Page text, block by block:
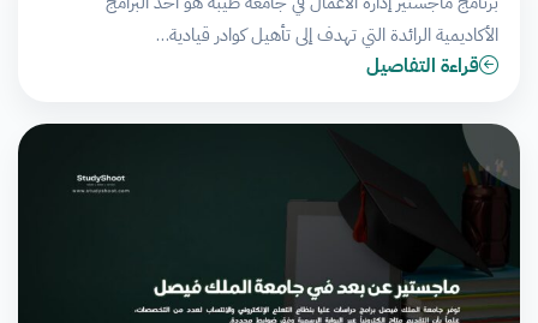
الأكاديمية الرائدة التي تهدف إلى تأهيل كوادر قيادية…
قراءة التفاصيل